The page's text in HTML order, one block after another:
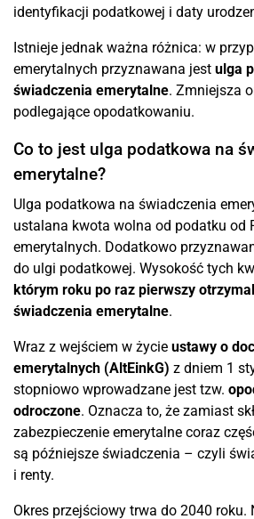
identyfikacji podatkowej i daty
Istnieje jednak ważna różnica: w
emerytalnych przyznawana jest ulga
świadczenia emerytalne. Zmniejsza
podlegające opodatkowaniu.
Co to jest ulga podatkowa na
emerytalne?
Ulga podatkowa na świadczenia
ustalana kwota wolna od podatku od
emerytalnych. Dodatkowo
do ulgi podatkowej. Wysokość tych
którym roku po raz pierwszy
świadczenia emerytalne.
Wraz z wejściem w życie ustawy o
emerytalnych (AltEinkG) z dniem 1
stopniowo wprowadzane jest tzw.
odroczone. Oznacza to, że zamiast
zabezpieczenie emerytalne coraz
są późniejsze świadczenia – czyli
i renty.
Okres przejściowy trwa do 2040 roku.